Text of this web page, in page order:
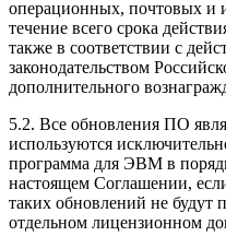
операционных, почтовых и
течение всего срока
также в соответствии с
законодательством
дополнительного
5.2. Все обновления ПО
используются
программа для ЭВМ в
настоящем Соглашении,
таких обновлений не будут
отдельном лицензионном